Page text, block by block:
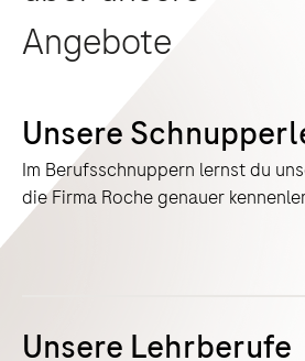
Angebote
Unsere
Im Berufsschnuppern lernst du
die Firma Roche genauer
Unsere Lehrberufe